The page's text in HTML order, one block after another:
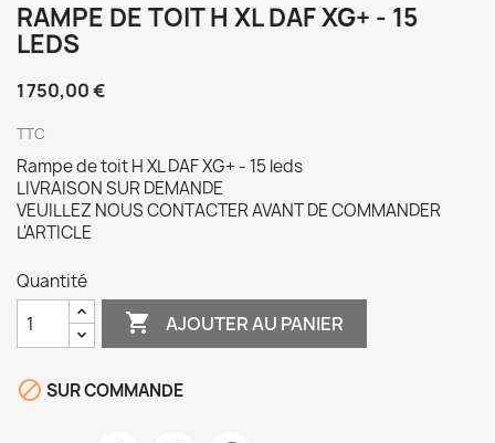
RAMPE DE TOIT H XL DAF XG+ - 15
LEDS
1 750,00 €
TTC
Rampe de toit H XL DAF XG+ - 15 leds
LIVRAISON SUR DEMANDE
VEUILLEZ NOUS CONTACTER AVANT DE COMMANDER
L'ARTICLE
Quantité
 AJOUTER AU PANIER
 SUR COMMANDE